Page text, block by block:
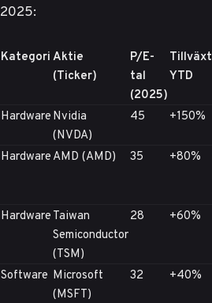
2025:
KategoriAktie
(Ticker)
P/E-
tal
(2025)
Tillväxt
YTD
HardwareNvidia
(NVDA)
45 +150%
HardwareAMD (AMD) 35 +80%
HardwareTaiwan
Semiconductor
(TSM)
28 +60%
Software Microsoft
(MSFT)
32 +40%